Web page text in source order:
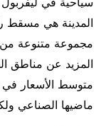
المدينة هي مسقط
مجموعة متنوعة من
المزيد عن مناطق
متوسط ​​الأسعار
ماضيها الصناعي